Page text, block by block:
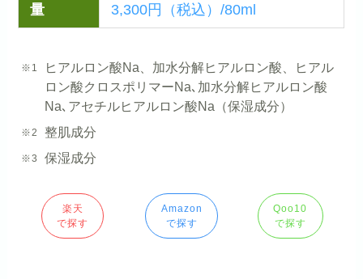
量
3,300円（税込）/80ml
ヒアルロン酸Na、加水分解ヒアルロン酸、ヒアル
ロン酸クロスポリマーNa､加水分解ヒアルロン酸
Na､アセチルヒアルロン酸Na（保湿成分）
整肌成分
保湿成分
楽天
で探す
Amazon
で探す
Qoo10
で探す